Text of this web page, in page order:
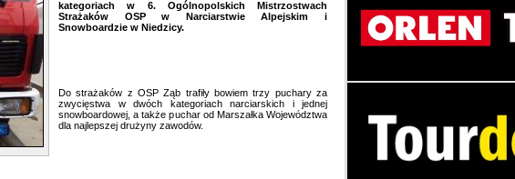
kategoriach w 6. Ogólnopolskich Mistrzostwach
Strażaków OSP w Narciarstwie Alpejskim i
Snowboardzie w Niedzicy.
Do strażaków z OSP Ząb trafiły bowiem trzy puchary za
zwycięstwa w dwóch kategoriach narciarskich i jednej
snowboardowej, a także puchar od Marszałka Województwa
dla najlepszej drużyny zawodów.